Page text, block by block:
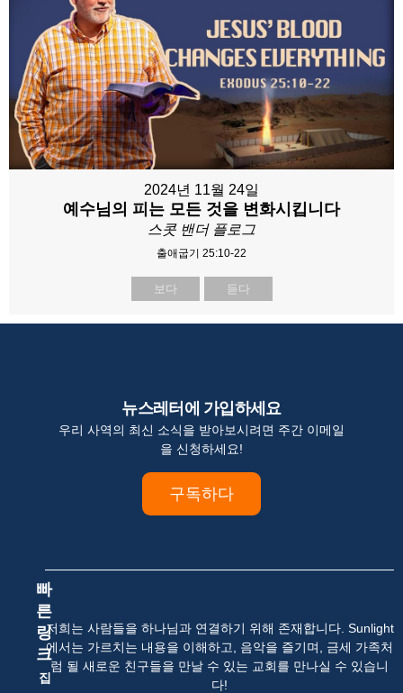
2024년 11월 24일
예수님의 피는 모든 것을 변화시킵니다
스콧 밴더 플로그
출애굽기 25:10-22
보다 듣다
뉴스레터에 가입하세요
우리 사역의 최신 소식을 받아보시려면 주간 이메일
을 신청하세요!
구독하다
빠
른
링
크
집
저희는 사람들을 하나님과 연결하기 위해 존재합니다. Sunlight
에서는 가르치는 내용을 이해하고, 음악을 즐기며, 금세 가족처
럼 될 새로운 친구들을 만날 수 있는 교회를 만나실 수 있습니
다!